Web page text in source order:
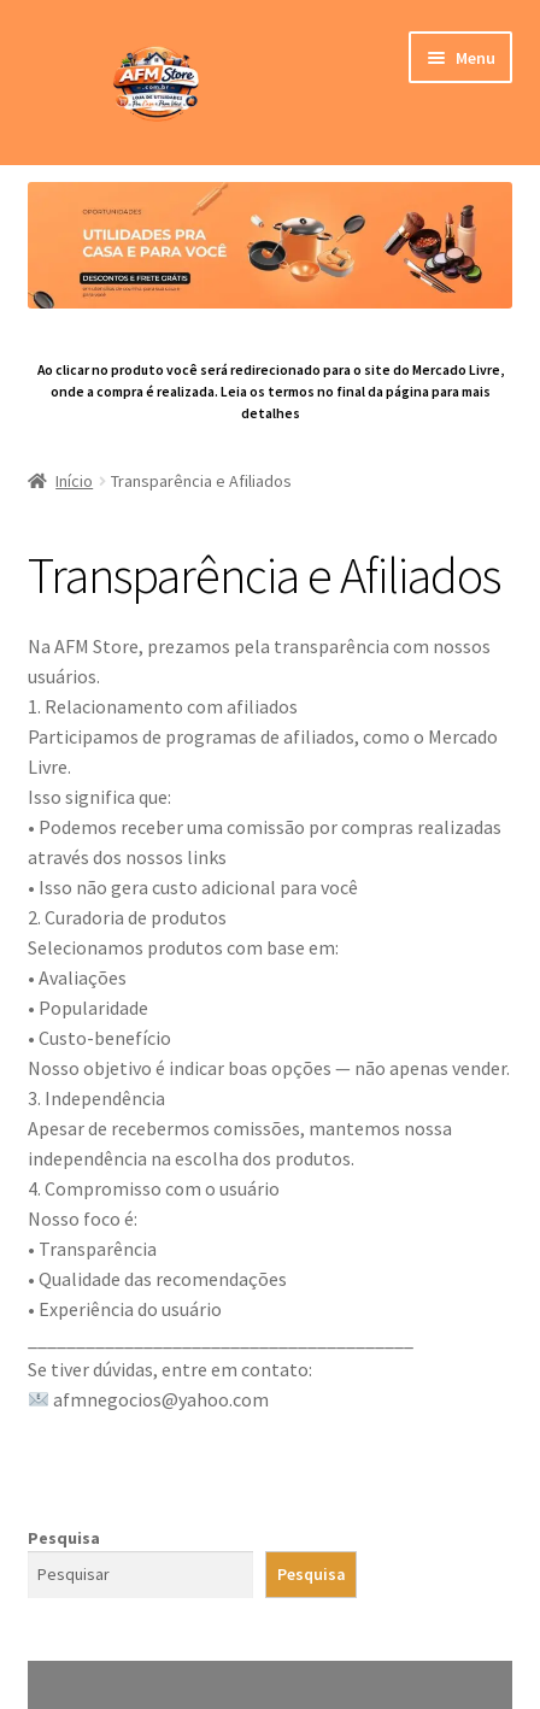
Menu
Loja
Categoria de Produtos
menu
Blog
Ao clicar no produto você será redirecionado para o site do Mercado Livre,
onde a compra é realizada. Leia os termos no final da página para mais
detalhes
Início Transparência e Afiliados
Transparência e Afiliados
Na AFM Store, prezamos pela transparência com nossos
usuários.
1. Relacionamento com afiliados
Participamos de programas de afiliados, como o Mercado
Livre.
Isso significa que:
• Podemos receber uma comissão por compras realizadas
através dos nossos links
• Isso não gera custo adicional para você
2. Curadoria de produtos
Selecionamos produtos com base em:
• Avaliações
• Popularidade
• Custo-benefício
Nosso objetivo é indicar boas opções — não apenas vender.
3. Independência
Apesar de recebermos comissões, mantemos nossa
independência na escolha dos produtos.
4. Compromisso com o usuário
Nosso foco é:
• Transparência
• Qualidade das recomendações
• Experiência do usuário
Se tiver dúvidas, entre em contato:
afmnegocios@yahoo.com
Pesquisa
Pesquisa